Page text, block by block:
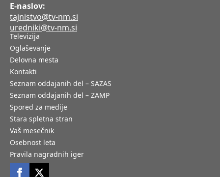
E-naslov:
tajnistvo@tv-nm.si
uredniki@tv-nm.si
Televizija
Oglaševanje
Delovna mesta
Kontakti
Seznam oddajanih del – SAZAS
Seznam oddajanih del – ZAMP
Spored za medije
Stara spletna stran
Vaš mesečnik
Osebnost leta
Pravila nagradnih iger